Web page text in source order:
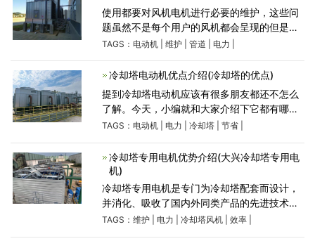
使用都要对风机电机进行必要的维护，这些问
题虽然不是每个用户的风机都会呈现的但是很
多问题往往是由于用户在使用中的忽视所引发
题。这样也能确
TAGS： 电动机| 维护| 管道 电力
冷却塔电动机优点介绍(冷却塔的优点)
提到冷却塔电动机应该有很多朋友都还不怎么
了解。今天，小编就和大家介绍下它都有哪些
优点呢? 冷却塔电动机的优点就是节省空
料，使得换热面积
TAGS： 电动机| 电力 冷却塔| 节省|
冷却塔专用电机优势介绍(大兴冷却塔专用电
机)
冷却塔专用电机是专门为冷却塔配套而设计，
并消化、吸收了国内外同类产品的先进技术，
具有噪音低、运行可靠、维护方便等特
TAGS： 维护| 电力 冷却塔风机| 效率|